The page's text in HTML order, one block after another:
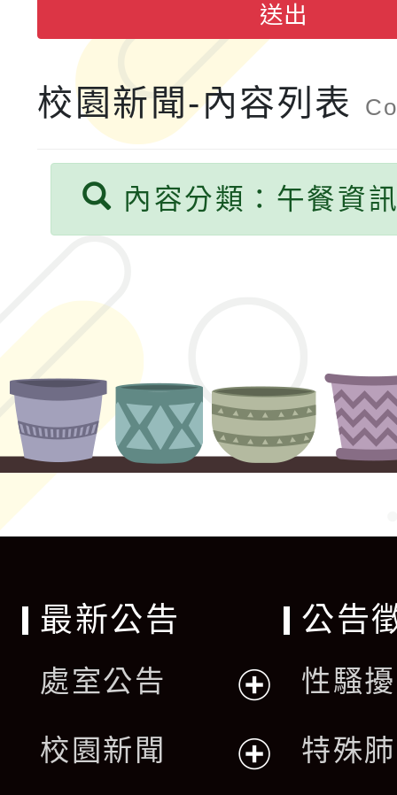
運動系列徵選頒獎典禮
成果展」
2026城鎮韌性防空演習
桃園市大溪自造教育及
年八月份教師研習
送出
校園新聞-內容列表
內容分類：午餐資
最新公告
處室公告
開
校園新聞
公告
性騷
特殊